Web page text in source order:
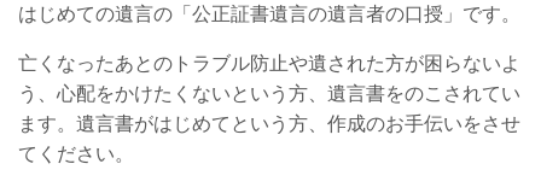
はじめての遺言の「公正証書遺言の遺言者の口授」です。
亡くなったあとのトラブル防止や遺された方が困らないよ
う、心配をかけたくないという方、遺言書をのこされてい
ます。遺言書がはじめてという方、作成のお手伝いをさせ
てください。